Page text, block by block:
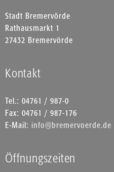
Stadt Bremervörde
Rathausmarkt 1
27432 Bremervörde
Kontakt
Tel.: 04761 / 987-0
Fax: 04761 / 987-176
E-Mail: info@bremervoerde.de
Öffnungszeiten